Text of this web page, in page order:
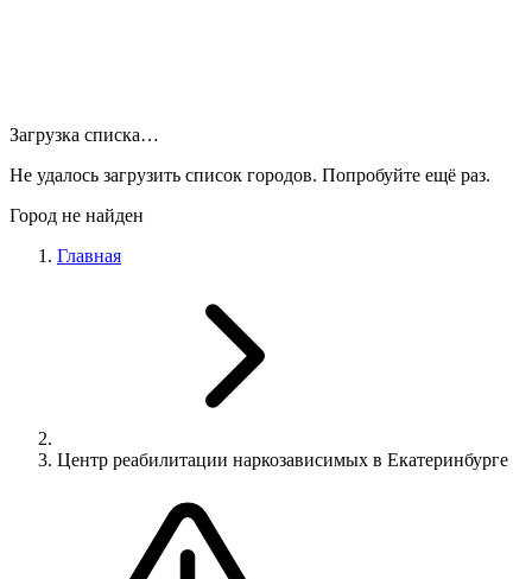
Загрузка списка…
Не удалось загрузить список городов. Попробуйте ещё раз.
Город не найден
Главная
Центр реабилитации наркозависимых в Екатеринбурге